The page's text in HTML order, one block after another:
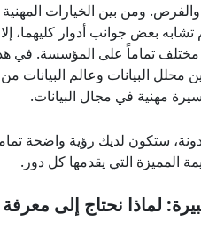
والفرص. ومن بين الخيارات
بعض جوانب أدوار كليهما،
تماماً على المؤسسة. في هذه
محلل البيانات وعالم
مهنية في مجال البيانات.
ستكون لديك رؤية واضحة
المميزة التي يقدمها كل دور.
لماذا نحتاج إلى معرفة